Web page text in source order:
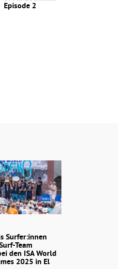
Episode 2
Surfer:innen
Team
den ISA World
2025 in El